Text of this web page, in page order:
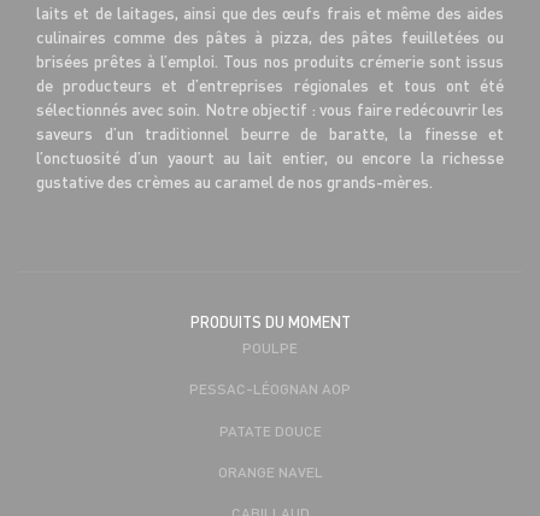
laits et de laitages, ainsi que des œufs frais et même des aides
culinaires comme des pâtes à pizza, des pâtes feuilletées ou
brisées prêtes à l’emploi. Tous nos produits crémerie sont issus
de producteurs et d’entreprises régionales et tous ont été
sélectionnés avec soin. Notre objectif : vous faire redécouvrir les
saveurs d’un traditionnel beurre de baratte, la finesse et
l’onctuosité d’un yaourt au lait entier, ou encore la richesse
gustative des crèmes au caramel de nos grands-mères.
PRODUITS DU MOMENT
POULPE
PESSAC-LÉOGNAN AOP
PATATE DOUCE
ORANGE NAVEL